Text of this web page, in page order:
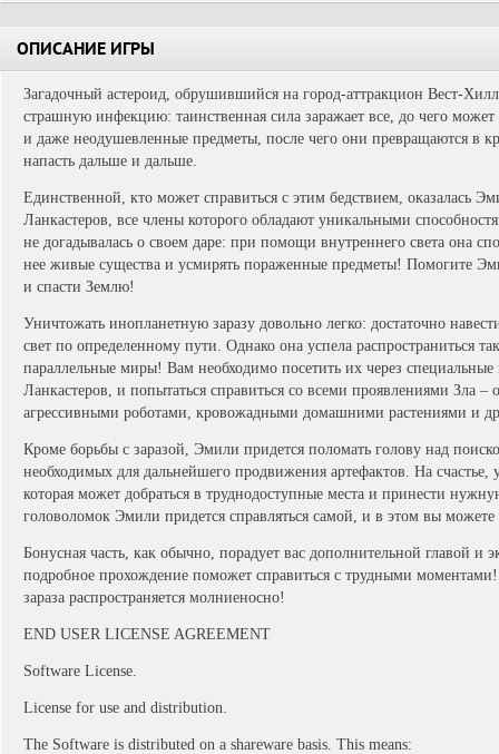
ОПИСАНИЕ ИГРЫ
Загадочный астероид, обрушившийся на город-аттракцион Вест-
страшную инфекцию: таинственная сила заражает все, до чего
и даже неодушевленные предметы, после чего они превращаются в
напасть дальше и дальше.
Единственной, кто может справиться с этим бедствием, оказалась
Ланкастеров, все члены которого обладают уникальными
не догадывалась о своем даре: при помощи внутреннего света она
нее живые существа и усмирять пораженные предметы! Помогите
и спасти Землю!
Уничтожать инопланетную заразу довольно легко: достаточно
свет по определенному пути. Однако она успела распространиться
параллельные миры! Вам необходимо посетить их через
Ланкастеров, и попытаться справиться со всеми проявлениями Зла
агрессивными роботами, кровожадными домашними растениями и
Кроме борьбы с заразой, Эмили придется поломать голову над
необходимых для дальнейшего продвижения артефактов. На
которая может добраться в труднодоступные места и принести
головоломок Эмили придется справляться самой, и в этом вы
Бонусная часть, как обычно, порадует вас дополнительной главой
подробное прохождение поможет справиться с трудными
зараза распространяется молниеносно!
END USER LICENSE AGREEMENT
Software License.
License for use and distribution.
The Software is distributed on a shareware basis. This means: